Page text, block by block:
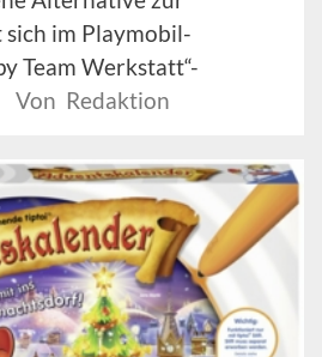
im Playmobil-
Team Werkstatt“-
Von Redaktion